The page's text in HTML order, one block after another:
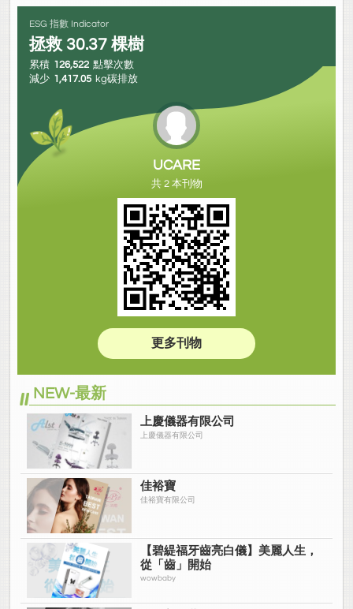
ESG 指數 Indicator
拯救 30.37 棵樹
累積 126,522 點擊次數
減少 1,417.05 kg碳排放
UCARE
共 2 本刊物
更多刊物
NEW-最新
上慶儀器有限公司
上慶儀器有限公司
佳裕寶
佳裕寶有限公司
【碧緹福牙齒亮白儀】美麗人生，
從「齒」開始
wowbaby